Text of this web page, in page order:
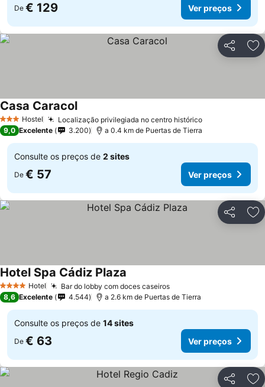
De € 129 Ver preços
Partilhar
3 EstrelasHostel Localização privilegiada no centro históricoVer preços
Casa CaracolVer preços
9,0 Excelente 3.200 a 0.4 km de Puertas de Tierra
Consulte os preços de 2 sites
De € 57 Ver preços
Partilhar
4 EstrelasHotel Bar do lobby com doces caseirosVer preços
Hotel Spa Cádiz Plaza
8,6 Excelente 4.544 a 2.6 km de Puertas de Tierra
Consulte os preços de 14 sites
De € 63 Ver preços
Partilhar